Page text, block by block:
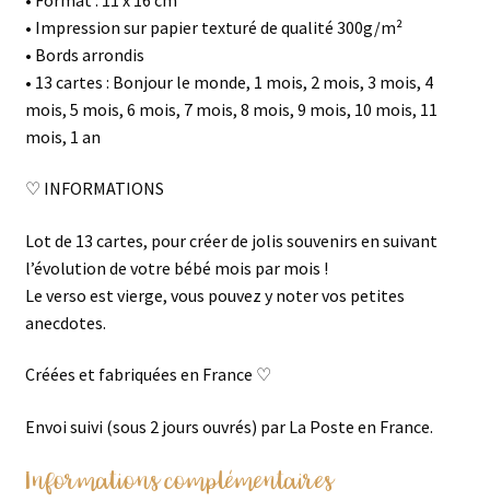
• Impression sur papier texturé de qualité 300g/m²
• Bords arrondis
• 13 cartes : Bonjour le monde, 1 mois, 2 mois, 3 mois, 4
mois, 5 mois, 6 mois, 7 mois, 8 mois, 9 mois, 10 mois, 11
mois, 1 an
♡ INFORMATIONS
Lot de 13 cartes, pour créer de jolis souvenirs en suivant
l’évolution de votre bébé mois par mois !
Le verso est vierge, vous pouvez y noter vos petites
anecdotes.
Créées et fabriquées en France ♡
Envoi suivi (sous 2 jours ouvrés) par La Poste en France.
Informations complémentaires